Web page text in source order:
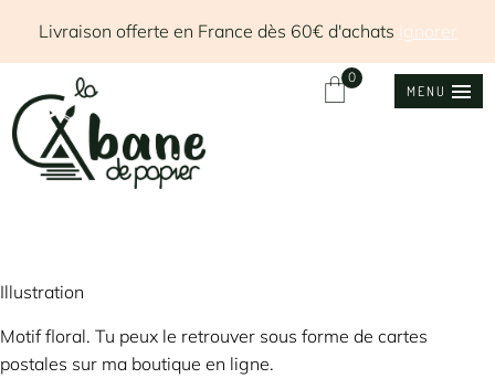
Livraison offerte en France dès 60€ d'achats Ignorer
MENU
0
Illustration
Motif floral. Tu peux le retrouver sous forme de cartes
postales sur ma boutique en ligne.